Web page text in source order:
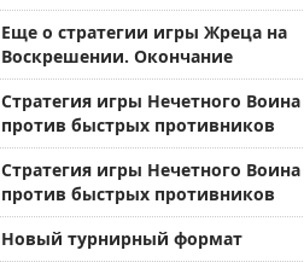
Еще о стратегии игры Жреца на
Воскрешении. Окончание
Стратегия игры Нечетного Воина
против быстрых противников
Стратегия игры Нечетного Воина
против быстрых противников
Новый турнирный формат